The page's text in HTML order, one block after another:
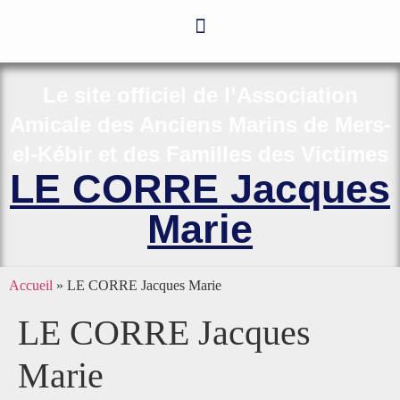
LE CORRE Jacques
Marie
Accueil » LE CORRE Jacques Marie
LE CORRE Jacques
Marie